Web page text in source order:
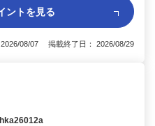
ントを見る
2026/08/07 掲載終了日： 2026/08/29